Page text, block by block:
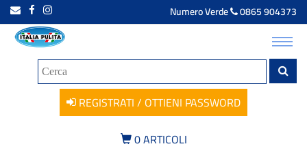
Numero Verde 0865 904373
REGISTRATI / OTTIENI PASSWORD
0ARTICOLI